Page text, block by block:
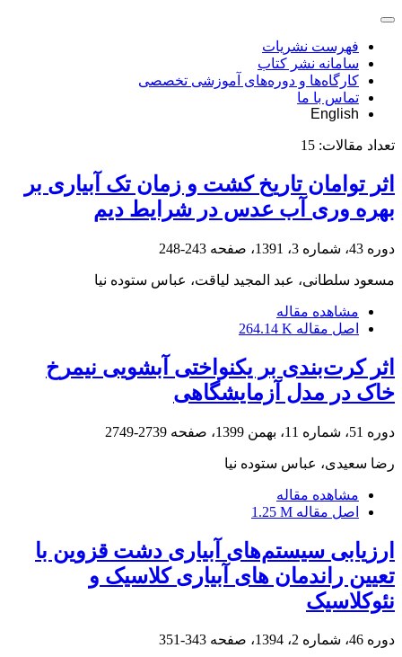
فهرست نشریات
سامانه نشر کتاب
کارگاه‌ها و دوره‌های آموزشی تخصصی
تماس با ما
English
تعداد مقالات: 15
اثر توامان تاریخ کشت و زمان تک آبیاری بر
بهره وری آب عدس در شرایط دیم
دوره 43، شماره 3، 1391، صفحه 243-248
مسعود سلطانی، عبد المجید لیاقت، عباس ستوده نیا
مشاهده مقاله
اصل مقاله 264.14 K
اثر کرت‌بندی بر یکنواختی آبشویی نیمرخ
خاک در مدل آزمایشگاهی
دوره 51، شماره 11، بهمن 1399، صفحه 2739-2749
رضا سعیدی، عباس ستوده نیا
مشاهده مقاله
اصل مقاله 1.25 M
ارزیابی سیستم‌های آبیاری دشت قزوین با
تعیین راندمان های آبیاری کلاسیک و
نئوکلاسیک
دوره 46، شماره 2، 1394، صفحه 343-351